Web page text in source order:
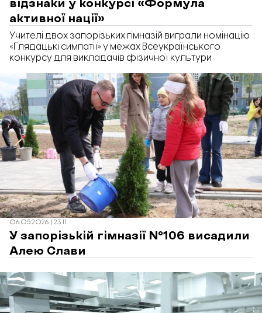
активної нації»
Учителі двох запорізьких гімназій виграли номінацію
«Глядацькі симпатії» у межах Всеукраїнського
конкурсу для викладачів фізичної культури
06.05.2026 | 23:11
У запорізькій гімназії №106 висадили
Алею Слави